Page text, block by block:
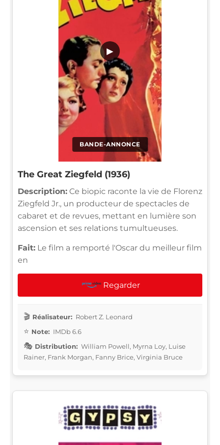
BANDE-ANNONCE
▶
The Great Ziegfeld (1936)
Description: Ce biopic raconte la vie de Florenz
Ziegfeld Jr., un producteur de spectacles de
cabaret et de revues, mettant en lumière son
ascension et ses relations tumultueuses.
Fait: Le film a remporté l'Oscar du meilleur film
en
Regarder
Réalisateur: Robert Z. Leonard
Note: IMDb 6.6
Distribution: William Powell, Myrna Loy, Luise
Rainer, Frank Morgan, Fanny Brice, Virginia Bruce